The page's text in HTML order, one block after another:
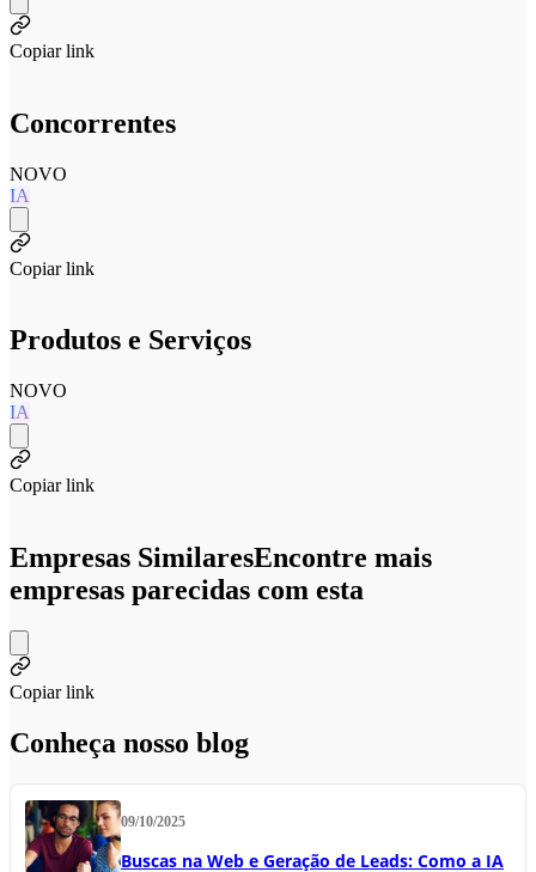
Copiar link
Concorrentes
NOVO
IA
Copiar link
Produtos e Serviços
NOVO
IA
Copiar link
Empresas SimilaresEncontre mais
empresas parecidas com esta
Copiar link
Conheça nosso blog
09/10/2025
Buscas na Web e Geração de Leads: Como a IA